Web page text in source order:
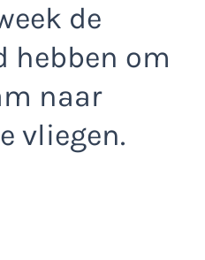
de
hebben om
naar
vliegen.